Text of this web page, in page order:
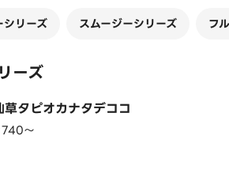
シリーズ スムージーシリーズ フ
ーズ
草タピオカナタデココ
〜